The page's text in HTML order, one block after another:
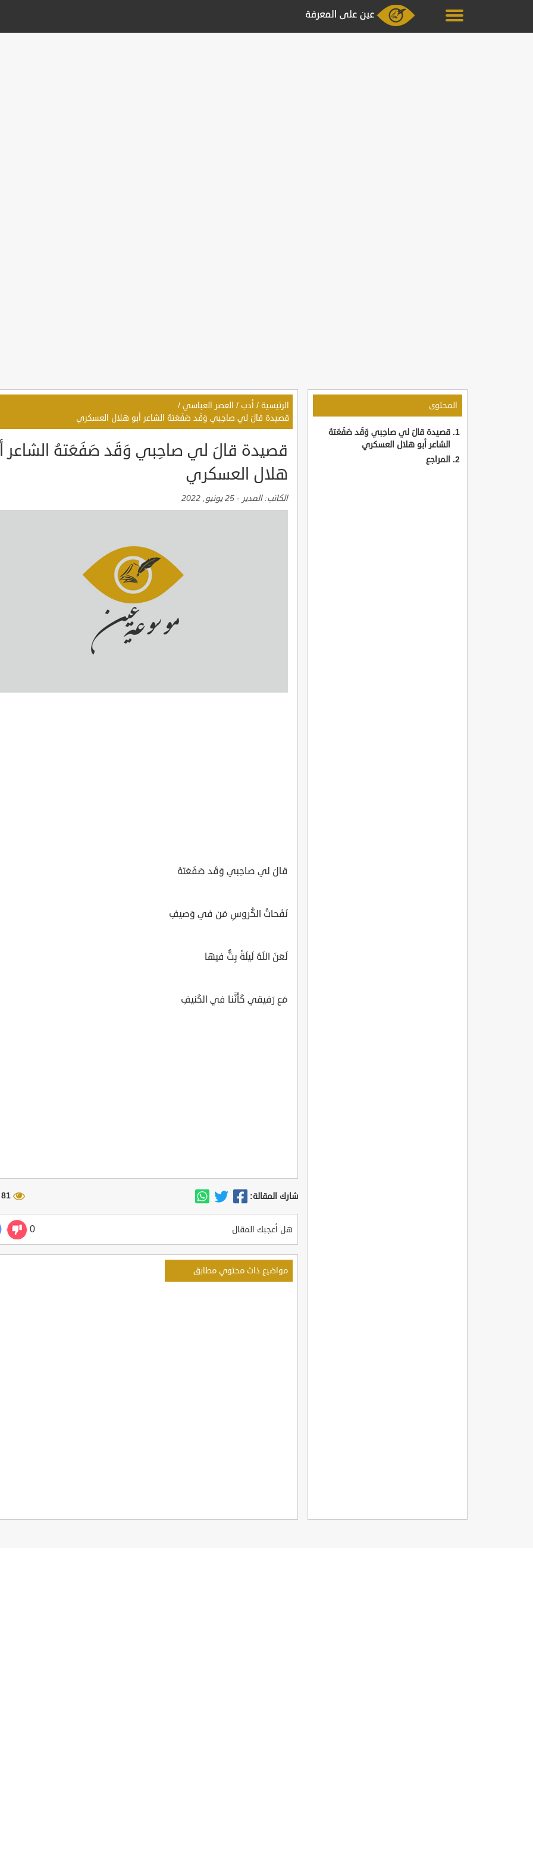
المحتوى
قصيدة قالَ لي صاحِبي وَقَد صَفَعَتهُ
الشاعر أبو هلال العسكري
المراجع
الرئيسية / أدب / العصر العباسي /
قصيدة قالَ لي صاحِبي وَقَد صَفَعَتهُ الشاعر أبو هلال العسكري
قصيدة قالَ لي صاحِبي وَقَد صَفَعَتهُ الشاعر
هلال العسكري
الكاتب:المدير - 25 يونيو, 2022
قالَ لي صاحِبي وَقَد صَفَعَتهُ
نَفَحاتُ الكُروسِ مَن في وَصيفِ
لَعَنَ اللَهُ لَيلَةً بِتُّ فيها
مَع رَفيقي كَأَنَّنا في الكَنيفِ
شارك المقالة: 81 مشاهدة
هل أعجبك المقال 0
مواضيع ذات محتوي مطابق